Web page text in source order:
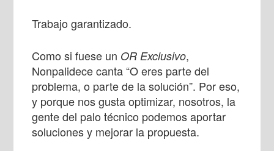
Trabajo garantizado.
Como si fuese un OR Exclusivo,
Nonpalidece canta “O eres parte del
problema, o parte de la solución”. Por eso,
y porque nos gusta optimizar, nosotros, la
gente del palo técnico podemos aportar
soluciones y mejorar la propuesta.